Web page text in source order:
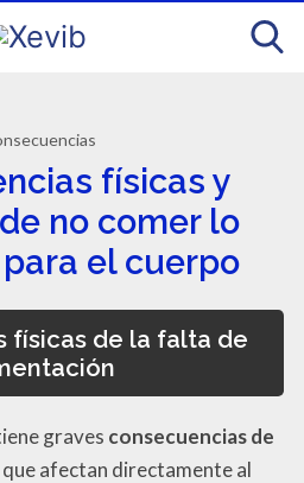
físicas y
no comer lo
el cuerpo
físicas de la falta de
graves consecuencias de
que afectan directamente al